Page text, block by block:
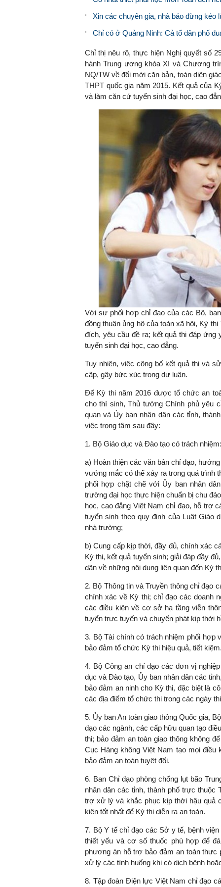
Xin các chuyên gia, nhà báo đừng kéo
Chỉ có ở Quảng Ninh: Cả tổ dân phố
Chỉ thị nêu rõ, thực hiện Nghị quyết số
hành Trung ương khóa XI và Chương
NQ/TW về đổi mới căn bản, toàn diện
THPT quốc gia năm 2015. Kết quả của
và làm căn cứ tuyển sinh đại học, cao
Với sự phối hợp chỉ đạo của các Bộ,
đồng thuận ủng hộ của toàn xã hội, Kỳ
đích, yêu cầu đề ra; kết quả thi đáp ứng
tuyển sinh đại học, cao đẳng.
Tuy nhiên, việc công bố kết quả thi và
cập, gây bức xúc trong dư luận.
Để Kỳ thi năm 2016 được tổ chức an
cho thí sinh, Thủ tướng Chính phủ yêu
quan và Ủy ban nhân dân các tỉnh,
việc trọng tâm sau đây:
1. Bộ Giáo dục và Đào tạo có trách nhiệm:
a) Hoàn thiện các văn bản chỉ đạo,
vướng mắc có thể xảy ra trong quá trình
phối hợp chặt chẽ với Ủy ban nhân
trường đại học thực hiện chuẩn bị chu
học, cao đẳng Việt Nam chỉ đạo, hỗ trợ
tuyển sinh theo quy định của Luật Giáo
nhà trường;
b) Cung cấp kịp thời, đầy đủ, chính xác
Kỳ thi, kết quả tuyển sinh; giải đáp đầy
dân về những nội dung liên quan đến Kỳ
2. Bộ Thông tin và Truyền thông chỉ đạo
chính xác về Kỳ thi; chỉ đạo các doanh
các điều kiện về cơ sở hạ tầng viễn
tuyển trực tuyến và chuyển phát kịp thời
3. Bộ Tài chính có trách nhiệm phối
bảo đảm tổ chức Kỳ thi hiệu quả, tiết
4. Bộ Công an chỉ đạo các đơn vị
dục và Đào tạo, Ủy ban nhân dân các
bảo đảm an ninh cho Kỳ thi, đặc biệt là
các địa điểm tổ chức thi trong các ngày
5. Ủy ban An toàn giao thông Quốc gia,
đạo các ngành, các cấp hữu quan tạo
thi; bảo đảm an toàn giao thông không
Cục Hàng không Việt Nam tạo mọi
bảo đảm an toàn tuyệt đối.
6. Ban Chỉ đạo phòng chống lụt bão
nhân dân các tỉnh, thành phố trực
trợ xử lý và khắc phục kịp thời hậu quả
kiện tốt nhất để Kỳ thi diễn ra an toàn.
7. Bộ Y tế chỉ đạo các Sở y tế, bệnh
thiết yếu và cơ số thuốc phù hợp để
phương án hỗ trợ bảo đảm an toàn thực
xử lý các tình huống khi có dịch bệnh
8. Tập đoàn Điện lực Việt Nam chỉ đạo
TS. Nguyễn Đức Độ -
Viện Kinh tế Tài chính
"Có rất nhiều
đang được tiến
đầu tư cho
nghệ; ban
khởi nghiệp..."